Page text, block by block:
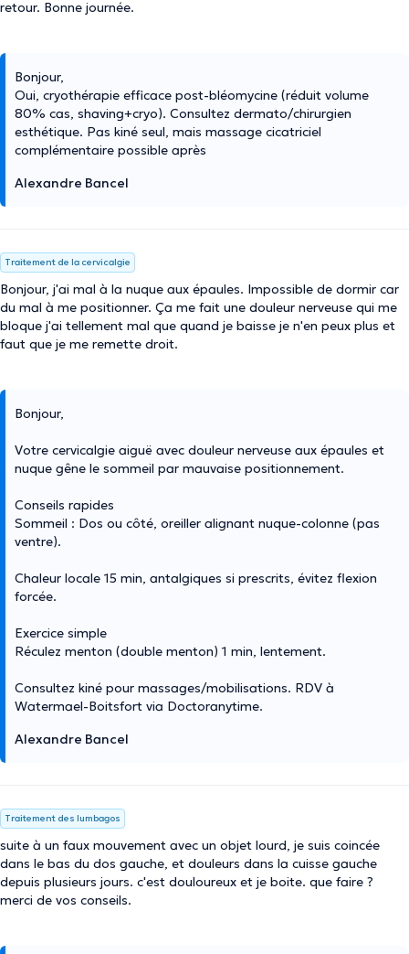
retour. Bonne journée.
Bonjour,
Oui, cryothérapie efficace post-bléomycine (réduit volume
80% cas, shaving+cryo). Consultez dermato/chirurgien
esthétique. Pas kiné seul, mais massage cicatriciel
complémentaire possible après
Alexandre Bancel
Traitement de la cervicalgie
Bonjour, j'ai mal à la nuque aux épaules. Impossible de dormir car
du mal à me positionner. Ça me fait une douleur nerveuse qui me
bloque j'ai tellement mal que quand je baisse je n'en peux plus et
faut que je me remette droit.
Bonjour,
Votre cervicalgie aiguë avec douleur nerveuse aux épaules et
nuque gêne le sommeil par mauvaise positionnement.
Conseils rapides
Sommeil : Dos ou côté, oreiller alignant nuque-colonne (pas
ventre).
Chaleur locale 15 min, antalgiques si prescrits, évitez flexion
forcée.
Exercice simple
Réculez menton (double menton) 1 min, lentement.
Consultez kiné pour massages/mobilisations. RDV à
Watermael-Boitsfort via Doctoranytime.
Alexandre Bancel
Traitement des lumbagos
suite à un faux mouvement avec un objet lourd, je suis coincée
dans le bas du dos gauche, et douleurs dans la cuisse gauche
depuis plusieurs jours. c'est douloureux et je boite. que faire ?
merci de vos conseils.